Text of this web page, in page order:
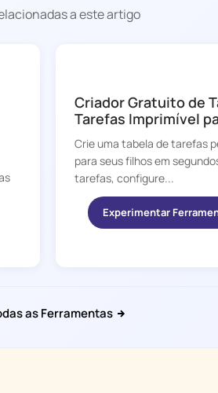
a este artigo
Criador Gratuito de
Tarefas Imprimível
Crie uma tabela de tarefas
para seus filhos em
tarefas, configure...
Experimentar
as Ferramentas